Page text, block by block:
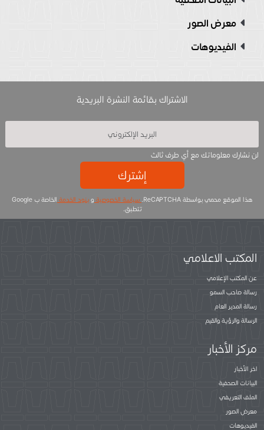
معرض الصور
الفيديوهات
الاشتراك بقائمة النشرة البريدية
لن نشارك معلوماتك مع أي طرف ثالث
إشترك
هذا الموقع محمي بواسطة ReCAPTCHA. سياسة الخصوصية وبنود الخدمة
الخاصة ب Google
تتطبق.
المكتب الاعلامي
عن المكتب الإعلامي
رسالة صاحب السمو
رسالة المدير العام
الرسالة والرؤية والقيم
مركز الأخبار
اخر الأخبار
البيانات الصحفية
الملف التعريفي
معرض الصور
الفيديوهات